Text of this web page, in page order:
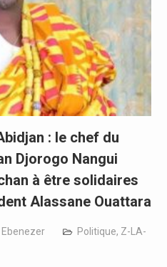
: le chef du
Djorogo Nangui
à être solidaires
Alassane Ouattara
Ebenezer Politique, Z-LA-